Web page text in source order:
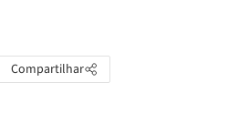
Compartilhar